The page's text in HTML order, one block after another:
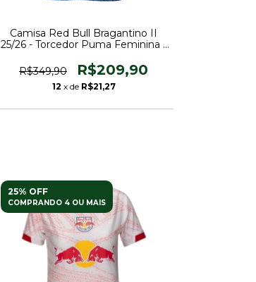
Camisa Red Bull Bragantino II
25/26 - Torcedor Puma Feminina -
R$349,90
R$209,90
12 x de R$21,27
25% OFF
COMPRANDO 4 OU MAIS